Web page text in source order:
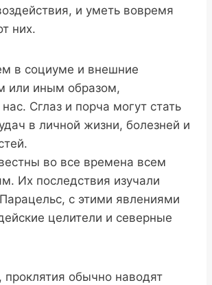
и уметь вовремя
них.
в социуме и внешние
или иным образом,
Сглаз и порча могут стать
в личной жизни, болезней и
во все времена всем
Их последствия изучали
с этими явлениями
целители и северные
проклятия обычно наводят